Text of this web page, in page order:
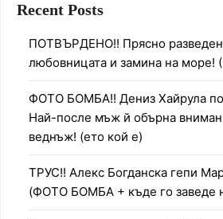
Recent Posts
ПОТВЪРДЕНО!! Прясно
любовницата и замина на
ФОТО БОМБА!! Дениз Хайрула
Най-после мъж й обърна
веднъж! (ето кой е)
ТРУС!! Алекс Богданска гепи
(ФОТО БОМБА + къде го заведе